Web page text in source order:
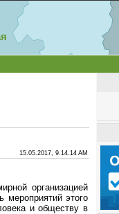
15.05.2017, 9.14.14 AM
организацией
этого
и обществу в